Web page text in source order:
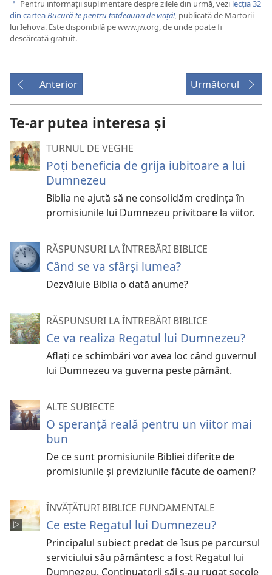
a Pentru informații suplimentare despre zilele din urmă, vezi lecția 32
din carteaBucură-te pentru totdeauna de viață!, publicată de Martorii
lui Iehova. Este disponibilă pe www.jw.org, de unde poate fi
descărcată gratuit.
Anterior Următorul
Te-ar putea interesa și
TURNUL DE VEGHE
Poți beneficia de grija iubitoare a lui
Dumnezeu
Biblia ne ajută să ne consolidăm credința în
promisiunile lui Dumnezeu privitoare la viitor.
RĂSPUNSURI LA ÎNTREBĂRI BIBLICE
Când se va sfârși lumea?
Dezvăluie Biblia o dată anume?
RĂSPUNSURI LA ÎNTREBĂRI BIBLICE
Ce va realiza Regatul lui Dumnezeu?
Aflați ce schimbări vor avea loc când guvernul
lui Dumnezeu va guverna peste pământ.
ALTE SUBIECTE
O speranță reală pentru un viitor mai
bun
De ce sunt promisiunile Bibliei diferite de
promisiunile și previziunile făcute de oameni?
ÎNVĂȚĂTURI BIBLICE FUNDAMENTALE
Ce este Regatul lui Dumnezeu?
Principalul subiect predat de Isus pe parcursul
serviciului său pământesc a fost Regatul lui
Dumnezeu. Continuatorii săi s-au rugat secole